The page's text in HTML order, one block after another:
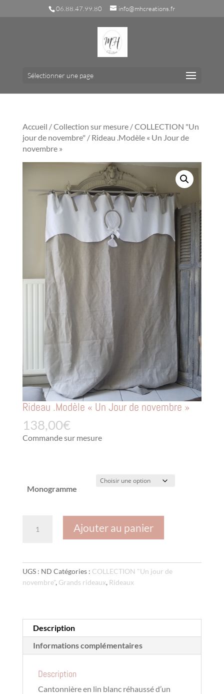
06.88.47.99.80 info@mhcreations.fr
Sélectionner une page
Accueil /Collection sur mesure/COLLECTION "Un
jour de novembre" / Rideau .Modèle « Un Jour de
novembre »
Rideau .Modèle « Un Jour de novembre »
138,00€
Commande sur mesure
Monogramme
"Un
Jour
de
Ajouter au panier
UGS : ND Catégories : COLLECTION "Un jour de
novembre", Grands rideaux, Rideaux
Description
Informations complémentaires
Description
Cantonnière en lin blanc réhaussé d’un